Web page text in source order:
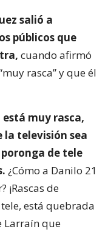
salió a
públicos que
cuando afirmó
rasca” y que él
muy rasca,
la televisión sea
de tele
¿Cómo a Danilo 21
¡Rascas de
está quebrada
Larraín que